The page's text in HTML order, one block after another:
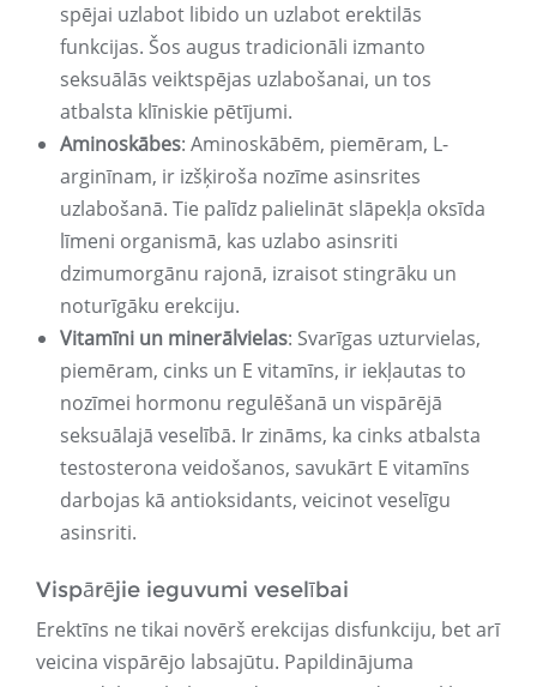
spējai uzlabot libido un uzlabot erektilās
funkcijas. Šos augus tradicionāli izmanto
seksuālās veiktspējas uzlabošanai, un tos
atbalsta klīniskie pētījumi.
Aminoskābes: Aminoskābēm, piemēram, L-
arginīnam, ir izšķiroša nozīme asinsrites
uzlabošanā. Tie palīdz palielināt slāpekļa oksīda
līmeni organismā, kas uzlabo asinsriti
dzimumorgānu rajonā, izraisot stingrāku un
noturīgāku erekciju.
Vitamīni un minerālvielas: Svarīgas uzturvielas,
piemēram, cinks un E vitamīns, ir iekļautas to
nozīmei hormonu regulēšanā un vispārējā
seksuālajā veselībā. Ir zināms, ka cinks atbalsta
testosterona veidošanos, savukārt E vitamīns
darbojas kā antioksidants, veicinot veselīgu
asinsriti.
Vispārējie ieguvumi veselībai
Erektīns ne tikai novērš erekcijas disfunkciju, bet arī
veicina vispārējo labsajūtu. Papildinājuma